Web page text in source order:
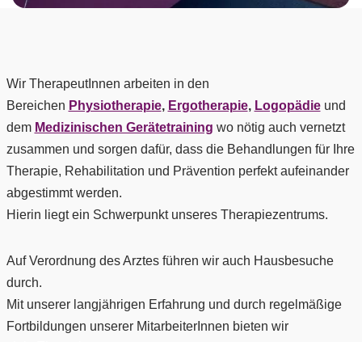
Wir TherapeutInnen arbeiten in den
Bereichen Physiotherapie, Ergotherapie, Logopädieund
dem Medizinischen Gerätetraining wo nötig auch vernetzt
zusammen und sorgen dafür, dass die Behandlungen für Ihre
Therapie, Rehabilitation und Prävention perfekt aufeinander
abgestimmt werden.
Hierin liegt ein Schwerpunkt unseres Therapiezentrums.
Auf Verordnung des Arztes führen wir auch Hausbesuche
durch.
Mit unserer langjährigen Erfahrung und durch regelmäßige
Fortbildungen unserer MitarbeiterInnen bieten wir